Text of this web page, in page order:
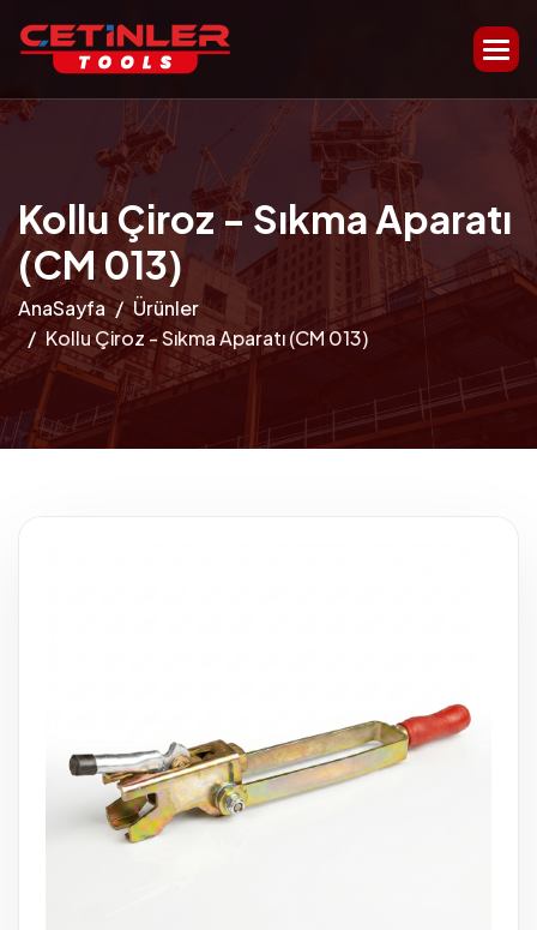
Kollu Çiroz - Sıkma Aparatı
(CM 013)
AnaSayfa
Ürünler
Kollu Çiroz - Sıkma Aparatı (CM 013)